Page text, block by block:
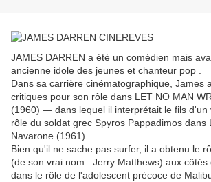
JAMES DARREN a été un comédien mais
ancienne idole des jeunes et chanteur pop .
Dans sa carrière cinématographique, James
critiques pour son rôle dans LET NO MAN
(1960) — dans lequel il interprétait le fils d'un
rôle du soldat grec Spyros Pappadimos dans
Navarone (1961).
Bien qu'il ne sache pas surfer, il a obtenu le
(de son vrai nom : Jerry Matthews) aux côtés
dans le rôle de l'adolescent précoce de